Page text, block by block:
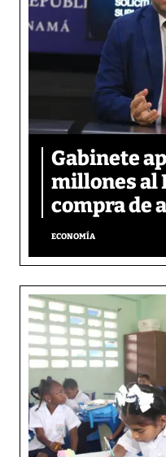
Gabinete
millones al
compra de
ECONOMÍA